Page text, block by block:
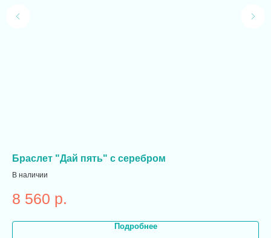
Браслет "Дай пять" с серебром
В наличии
8 560 р.
Подробнее